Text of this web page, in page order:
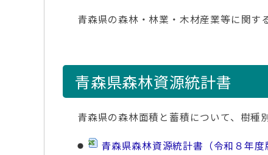
青森県の森林・林業・木材産業等に関す
青森県森林資源統計書
青森県の森林面積と蓄積について、樹種
青森県森林資源統計書（令和８年度